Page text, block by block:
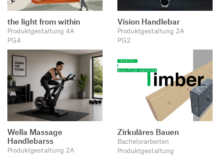
the light from within
Produktgestaltung 4A
PG4
Vision Handlebar
Produktgestaltung 2A
PG2
Wella Massage
Handlebarss
Produktgestaltung 2A
Zirkuläres Bauen
Bachelorarbeiten
Produktgestaltung